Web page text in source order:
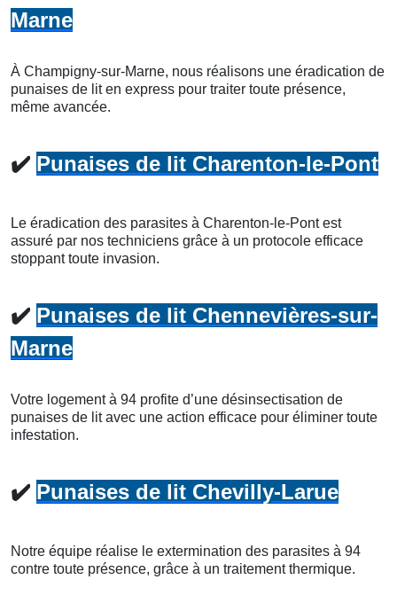
Marne
À Champigny-sur-Marne, nous réalisons une éradication de
punaises de lit en express pour traiter toute présence,
même avancée.
✔️ Punaises de lit Charenton-le-Pont
Le éradication des parasites à Charenton-le-Pont est
assuré par nos techniciens grâce à un protocole efficace
stoppant toute invasion.
✔️ Punaises de lit Chennevières-sur-
Marne
Votre logement à 94 profite d’une désinsectisation de
punaises de lit avec une action efficace pour éliminer toute
infestation.
✔️ Punaises de lit Chevilly-Larue
Notre équipe réalise le extermination des parasites à 94
contre toute présence, grâce à un traitement thermique.